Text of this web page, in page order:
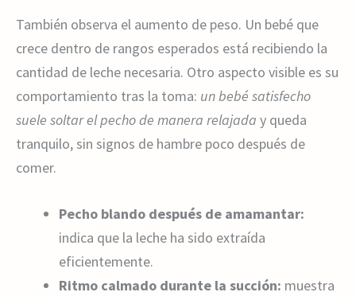
También observa el aumento de peso. Un bebé que
crece dentro de rangos esperados está recibiendo la
cantidad de leche necesaria. Otro aspecto visible es su
comportamiento tras la toma: un bebé satisfecho
suele soltar el pecho de manera relajada y queda
tranquilo, sin signos de hambre poco después de
comer.
Pecho blando después de amamantar:
indica que la leche ha sido extraída
eficientemente.
Ritmo calmado durante la succión: muestra